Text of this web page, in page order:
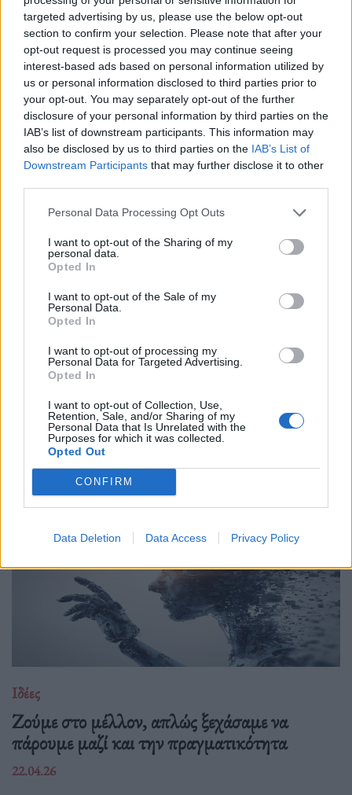
targeted advertising by us, please use the below opt-out
section to confirm your selection. Please note that after your
opt-out request is processed you may continue seeing
interest-based ads based on personal information utilized by
us or personal information disclosed to third parties prior to
your opt-out. You may separately opt-out of the further
disclosure of your personal information by third parties on the
IAB’s list of downstream participants. This information may
also be disclosed by us to third parties on the IAB’s List of
Downstream Participants that may further disclose it to other
Personal Data Processing Opt Outs
I want to opt-out of the Sharing of my
personal data.
Opted In
I want to opt-out of the Sale of my
Personal Data.
Opted In
I want to opt-out of processing my
Personal Data for Targeted Advertising.
Opted In
I want to opt-out of Collection, Use,
Retention, Sale, and/or Sharing of my
Personal Data that Is Unrelated with the
Purposes for which it was collected.
Opted Out
CONFIRM
Data Deletion Data Access Privacy Policy
Όταν η εποχή ανταμείβει τις κραυγές και τις βεβαιότητες, η
ψύχραιμη σκέψη μοιάζει χαμένη υπόθεση, ίσως όμως είναι το
τελευταίο πράγμα που κρατάει τη δημοκρατία όρθια.
Friend zone: Tο πιο παρεξηγημένο “fail” που
τελικά είναι upgrade
23.04.26
Εκεί που κάποιοι βλέπουν ήττα, κρύβεται η πιο καθαρή
μορφή σχέσης. Λιγότερο στρατηγική, περισσότερη αλήθεια
και καμιά υποχρέωση να αποδείξεις κάτι.
Ιδέες
Ζούμε στο μέλλον, απλώς ξεχάσαμε να
πάρουμε μαζί και την πραγματικότητα
22.04.26